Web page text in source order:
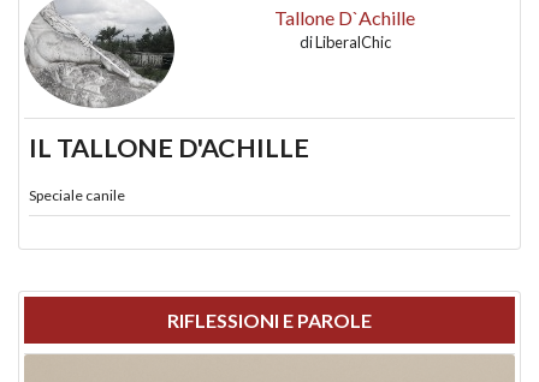
Tallone D`Achille
diLiberalChic
IL TALLONE D'ACHILLE
Speciale canile
RIFLESSIONI E PAROLE